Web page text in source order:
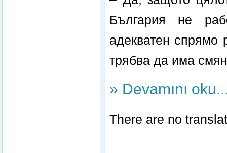
България не
адекватен спрямо
трябва да има
» Devamını
There are no